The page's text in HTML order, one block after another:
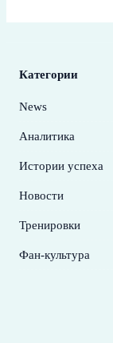
Категории
News
Аналитика
Истории успеха
Новости
Тренировки
Фан-культура